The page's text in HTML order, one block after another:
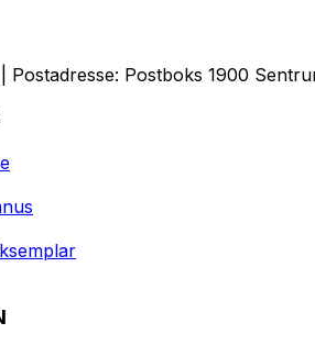
| Postadresse: Postboks 1900